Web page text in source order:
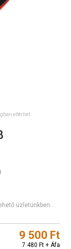
eltérhet.
üzletünkben.
9 500 Ft
7 480 Ft + Áfa